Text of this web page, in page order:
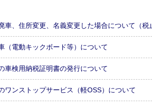
車、住所変更、名義変更した場合について（税
（電動キックボード等）について
車検用納税証明書の発行について
ワンストップサービス（軽OSS）について